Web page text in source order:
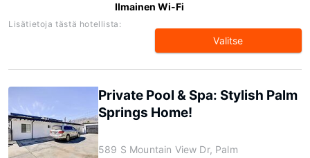
Ilmainen Wi-Fi
Lisätietoja tästä hotellista:
Valitse
Private Pool & Spa: Stylish Palm
Springs Home!
589 S Mountain View Dr, Palm